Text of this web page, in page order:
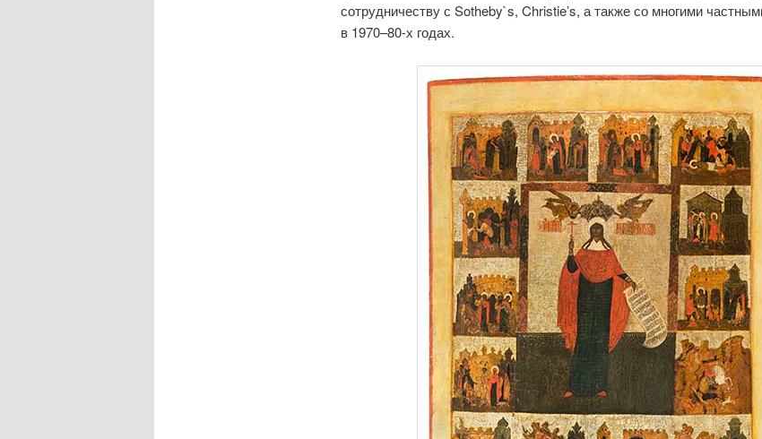
сотрудничеству с Sotheby`s, Christie’s, а также со многими
в 1970–80-х годах.